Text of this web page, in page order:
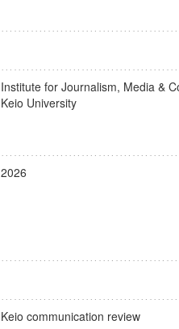
Institute for Journalism, Media &
Keio University
2026
Keio communication review